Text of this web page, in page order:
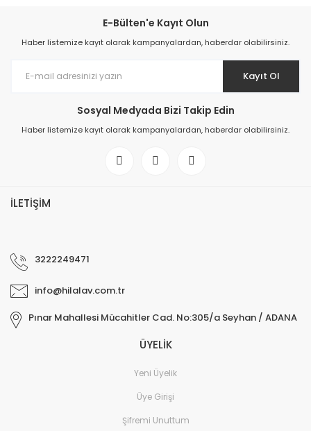
E-Bülten'e Kayıt Olun
Haber listemize kayıt olarak kampanyalardan, haberdar olabilirsiniz.
Kayıt Ol
Sosyal Medyada Bizi Takip Edin
Haber listemize kayıt olarak kampanyalardan, haberdar olabilirsiniz.
İLETİŞİM
3222249471
info@hilalav.com.tr
Pınar Mahallesi Mücahitler Cad. No:305/a Seyhan / ADANA
ÜYELİK
Yeni Üyelik
Üye Girişi
Şifremi Unuttum